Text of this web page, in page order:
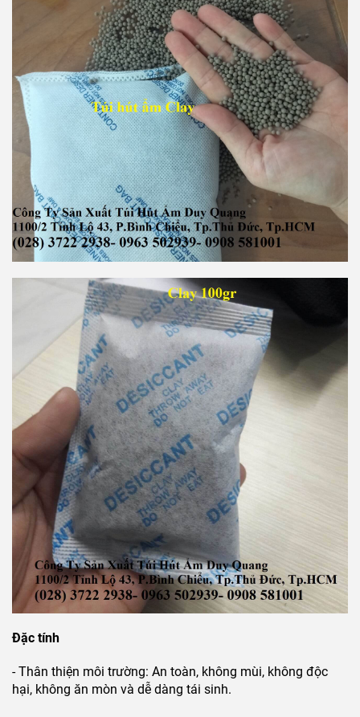
Đặc tính
- Thân thiện môi trường: An toàn, không mùi, không độc
hại, không ăn mòn và dễ dàng tái sinh.